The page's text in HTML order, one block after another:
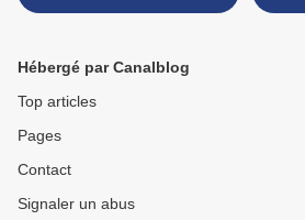
Hébergé par Canalblog
Top articles
Pages
Contact
Signaler un abus